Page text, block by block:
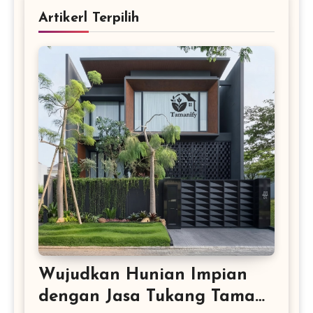
Artikerl Terpilih
Wujudkan Hunian Impian
dengan Jasa Tukang Taman